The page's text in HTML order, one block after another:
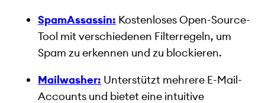
SpamAssassin: Kostenloses Open-Source-
Tool mit verschiedenen Filterregeln, um
Spam zu erkennen und zu blockieren.
Mailwasher: Unterstützt mehrere E-Mail-
Accounts und bietet eine intuitive